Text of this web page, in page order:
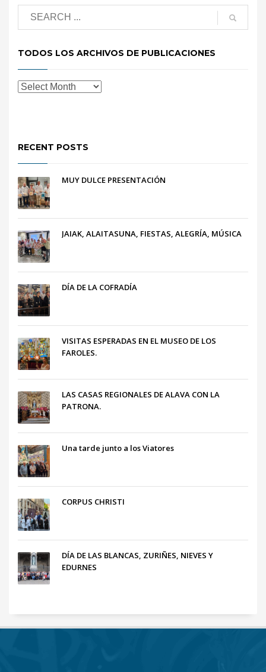
TODOS LOS ARCHIVOS DE PUBLICACIONES
RECENT POSTS
MUY DULCE PRESENTACIÓN
JAIAK, ALAITASUNA, FIESTAS, ALEGRÍA, MÚSICA
DÍA DE LA COFRADÍA
VISITAS ESPERADAS EN EL MUSEO DE LOS
FAROLES.
LAS CASAS REGIONALES DE ALAVA CON LA
PATRONA.
Una tarde junto a los Viatores
CORPUS CHRISTI
DÍA DE LAS BLANCAS, ZURIÑES, NIEVES Y
EDURNES